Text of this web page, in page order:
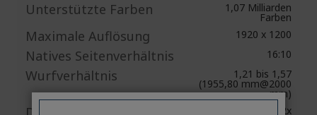
Unterstützte Farben 1,07 Milliarden
Farben
Maximale Auflösung 1920 x 1200
Natives Seitenverhältnis 16:10
Wurfverhältnis 1,21 bis 1,57
(1955,80 mm@2000
mm)
2x